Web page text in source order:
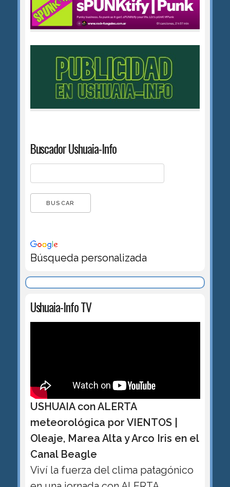
Buscador Ushuaia-Info
Búsqueda personalizada
Ushuaia-Info TV
USHUAIA con ALERTA
meteorológica por VIENTOS |
Oleaje, Marea Alta y Arco Iris en el
Canal Beagle
Viví la fuerza del clima patagónico